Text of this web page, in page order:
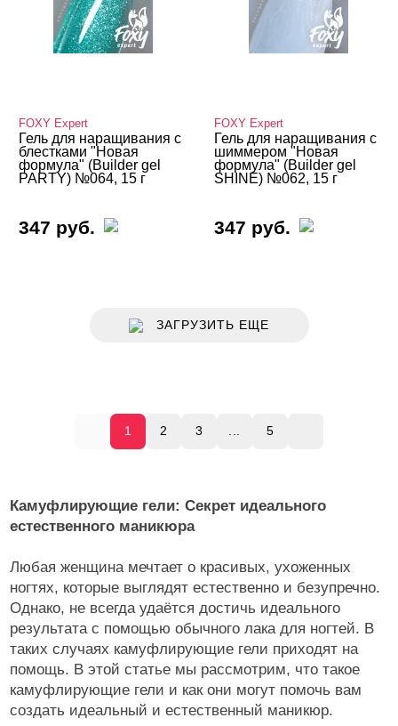
FOXY Expert
Гель для наращивания с
блестками "Новая
формула" (Builder gel
PARTY) №064, 15 г
347 руб.
FOXY Expert
Гель для наращивания с
шиммером "Новая
формула" (Builder gel
SHINE) №062, 15 г
347 руб.
ЗАГРУЗИТЬ ЕЩЕ
1 2 3 ... 5
Камуфлирующие гели: Секрет идеального
естественного маникюра
Любая женщина мечтает о красивых, ухоженных
ногтях, которые выглядят естественно и безупречно.
Однако, не всегда удаётся достичь идеального
результата с помощью обычного лака для ногтей. В
таких случаях камуфлирующие гели приходят на
помощь. В этой статье мы рассмотрим, что такое
камуфлирующие гели и как они могут помочь вам
создать идеальный и естественный маникюр.